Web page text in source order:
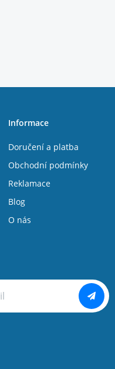
Informace
Doručení a platba
Obchodní podmínky
Reklamace
Blog
O nás